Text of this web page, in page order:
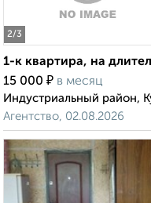
2/3
1-к квартира, на
15 000 ₽ в месяц
Индустриальный район,
Агентство, 02.08.2026